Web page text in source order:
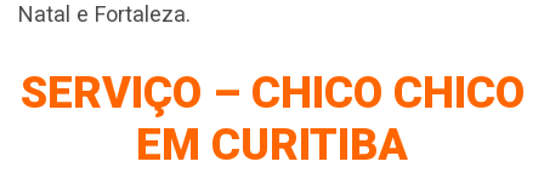
Natal e Fortaleza.
SERVIÇO – CHICO CHICO
EM CURITIBA